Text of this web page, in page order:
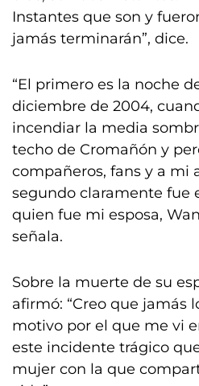
Instantes que son y
jamás terminarán”, dice.
“El primero es la noche
diciembre de 2004,
incendiar la media
techo de Cromañón y
compañeros, fans y a mi
segundo claramente fue
quien fue mi esposa,
señala.
Sobre la muerte de su
afirmó: “Creo que jamás
motivo por el que me vi
este incidente trágico
mujer con la que